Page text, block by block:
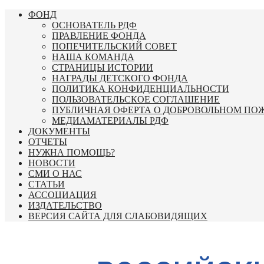
Перейти
содержимому
ФОНД
ОСНОВАТЕЛЬ РДФ
ПРАВЛЕНИЕ ФОНДА
ПОПЕЧИТЕЛЬСКИЙ СОВЕТ
НАША КОМАНДА
СТРАНИЦЫ ИСТОРИИ
НАГРАДЫ ДЕТСКОГО ФОНДА
ПОЛИТИКА КОНФИДЕНЦИАЛЬНОСТИ
ПОЛЬЗОВАТЕЛЬСКОЕ СОГЛАШЕНИЕ
ПУБЛИЧНАЯ ОФЕРТА О ДОБРОВОЛЬНОМ
МЕДИАМАТЕРИАЛЫ РДФ
ДОКУМЕНТЫ
ОТЧЕТЫ
НУЖНА ПОМОЩЬ?
НОВОСТИ
СМИ О НАС
СТАТЬИ
АССОЦИАЦИЯ
ИЗДАТЕЛЬСТВО
ВЕРСИЯ САЙТА ДЛЯ СЛАБОВИДЯЩИХ